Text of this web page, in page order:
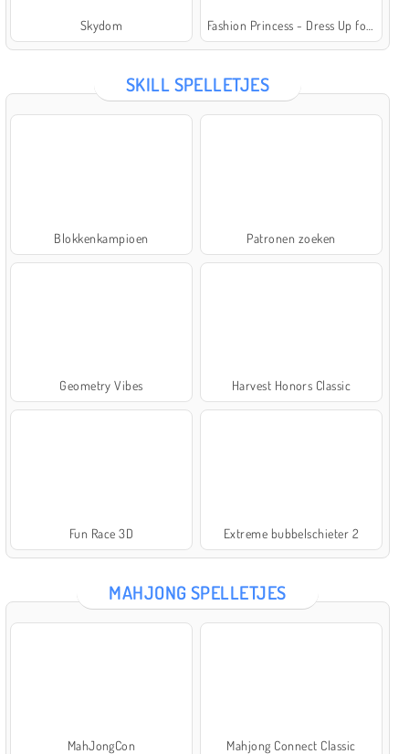
Skydom Fashion Princess - Dress Up for Girls
SKILL SPELLETJES
Blokkenkampioen Patronen zoeken
Geometry Vibes Harvest Honors Classic
Fun Race 3D Extreme bubbelschieter 2
MAHJONG SPELLETJES
MahJongCon Mahjong Connect Classic